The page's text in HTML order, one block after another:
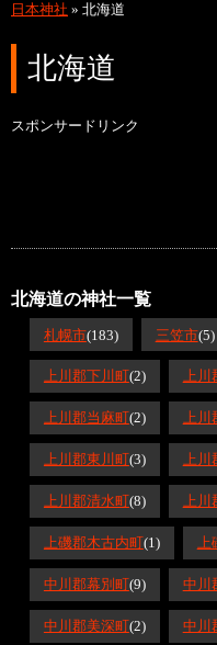
日本神社 » 北海道
北海道
スポンサードリンク
北海道の神社一覧
札幌市(183) 三笠市(5)
上川郡下川町(2) 上川
上川郡当麻町(2) 上川
上川郡東川町(3) 上川
上川郡清水町(8) 上川
上磯郡木古内町(1) 上
中川郡幕別町(9) 中川
中川郡美深町(2) 中川